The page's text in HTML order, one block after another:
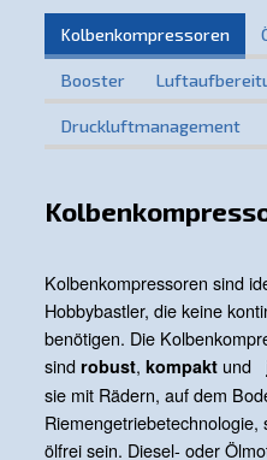
nahtlose Integration in
ermöglicht. Erleben Sie
heben Sie Ihre
und Präzision.
Erfahren Sie, wie unsere
Sie uns, um
Technologie die
Innovationen in Ihrer
zusammenarbeiten, um
der Exzellenz und